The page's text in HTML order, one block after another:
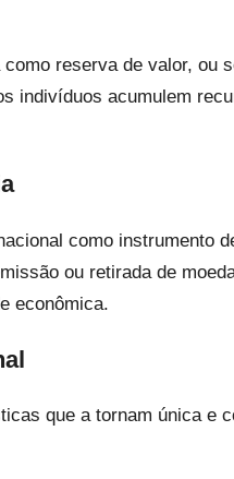
reserva de valor, ou
indivíduos acumulem
como instrumento
ou retirada de
econômica.
que a tornam única e